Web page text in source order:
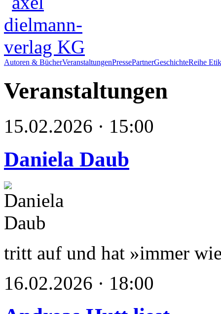
Autoren & BücherVeranstaltungenPressePartnerGeschichteReihe
Veranstaltungen
15.02.2026 · 15:00
Daniela Daub
tritt auf und hat »immer
16.02.2026 · 18:00